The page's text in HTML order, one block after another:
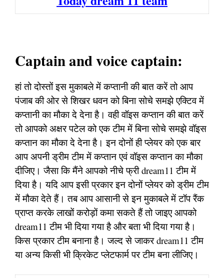
Captain and voice captain:
हां तो दोस्तों इस मुकाबले में कप्तानी की बात करें तो आप
पंजाब की ओर से शिखर धवन को बिना सोचे समझे एक्टिव में
कप्तानी का मौका दे देना है। वही वॉइस कप्तान की बात करें
तो आपको अक्षर पटेल को एक टीम में बिना सोचे समझे वॉइस
कप्तान का मौका दे देना है। इन दोनों ही प्लेयर को एक बार
आप अपनी ड्रीम टीम में कप्तान एवं वॉइस कप्तान का मौका
दीजिए। जैसा कि मैंने आपको नीचे फ्री dream11 टीम में
दिया है। यदि आप इसी प्रकार इन दोनों प्लेयर को ड्रीम टीम
में मौका देते हैं। तब आप आसानी से इन मुकाबले में टॉप रैंक
प्राप्त करके लाखों करोड़ों कमा सकते हैं तो जाइए आपको
dream11 टीम भी दिया गया है और बता भी दिया गया है।
किस प्रकार टीम बनाना है। जल्द से जाकर dream11 टीम
या अन्य किसी भी क्रिकेट प्लेटफार्म पर टीम बना लीजिए।